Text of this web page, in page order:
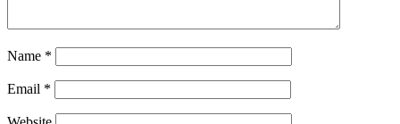
Name *
Email *